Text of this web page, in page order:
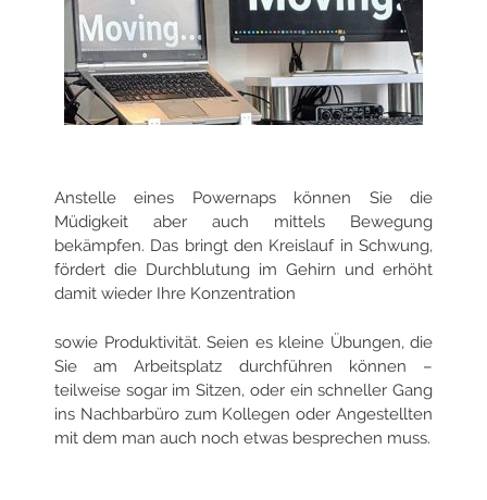
Anstelle eines Powernaps können Sie die
Müdigkeit aber auch mittels Bewegung
bekämpfen. Das bringt den Kreislauf in Schwung,
fördert die Durchblutung im Gehirn und erhöht
damit wieder Ihre Konzentration
sowie Produktivität. Seien es kleine Übungen, die
Sie am Arbeitsplatz durchführen können –
teilweise sogar im Sitzen, oder ein schneller Gang
ins Nachbarbüro zum Kollegen oder Angestellten
mit dem man auch noch etwas besprechen muss.